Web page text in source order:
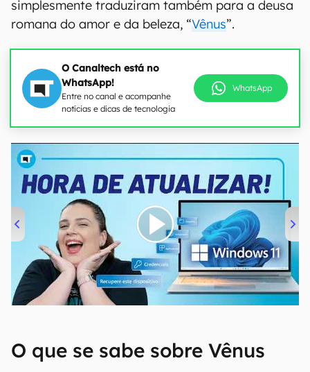
simplesmente traduziram também para a deusa
romana do amor e da beleza, “Vênus”.
O Canaltech está no
WhatsApp!
Entre no canal e acompanhe
notícias e dicas de tecnologia
WhatsApp
00:00 04:52
O que se sabe sobre Vênus